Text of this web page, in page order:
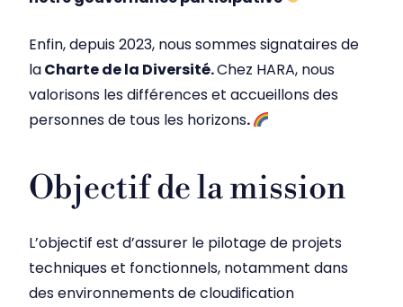
Enfin, depuis 2023, nous sommes signataires de
laCharte de la Diversité.Chez HARA, nous
valorisons les différences et accueillons des
personnes de tous les horizons.
Objectif de la mission
L’objectif est d’assurer le pilotage de projets
techniques et fonctionnels, notamment dans
des environnements de cloudification